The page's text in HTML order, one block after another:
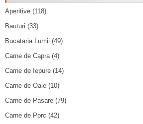
Aperitive (118)
Bauturi (33)
Bucataria Lumii (49)
Carne de Capra(4)
Carne de Iepure (14)
Carne de Oaie (10)
Carne de Pasare (79)
Carne de Porc (42)